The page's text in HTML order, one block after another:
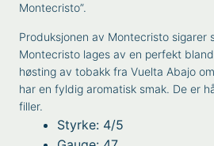
Montecristo”.
Produksjonen av Montecristo sigarer
Montecristo lages av en perfekt
høsting av tobakk fra Vuelta Abajo
har en fyldig aromatisk smak. De er
filler.
Styrke: 4/5